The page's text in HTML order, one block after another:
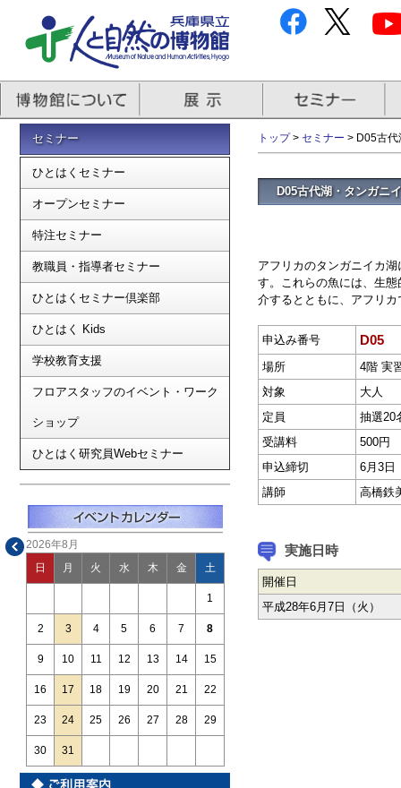
セミナー
ひとはくセミナー
オープンセミナー
特注セミナー
教職員・指導者セミナー
ひとはくセミナー倶楽部
ひとはく Kids
学校教育支援
フロアスタッフのイベント・ワーク
ショップ
ひとはく研究員Webセミナー
2026年8月
日 月 火 水 木 金 土
1
2 3 4 5 6 7 8
9 10 11 12 13 14 15
16 17 18 19 20 21 22
23 24 25 26 27 28 29
30 31
トップ> セミナー > D05古代
D05古代湖・タンガニ
アフリカのタンガニイカ
す。これらの魚には、生
介するとともに、アフリ
申込み番号 D05
場所
4階 実
対象
大人
定員
抽選20
受講料
500円
申込締切
6月3日
講師
高橋鉄
実施日時
開催日
平成28年6月7日（火）